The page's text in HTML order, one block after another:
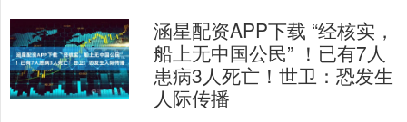
涵星配资APP下载 “经核实，
船上无中国公民” ！已有7人
患病3人死亡！世卫：恐发生
人际传播